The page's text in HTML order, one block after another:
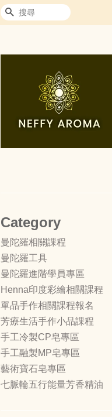
搜尋
Category
曼陀羅相關課程
曼陀羅工具
曼陀羅進階學員專區
Henna印度彩繪相關課程
單品手作相關課程報名
芳療生活手作小品課程
手工冷製CP皂專區
手工融製MP皂專區
藝術寶石皂專區
七脈輪五行能量芳香精油